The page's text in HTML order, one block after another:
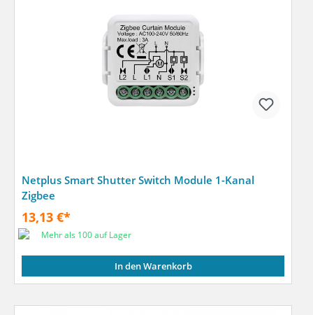
Netplus Smart Shutter Switch Module 1-Kanal
Zigbee
13,13 €*
Mehr als 100 auf Lager
In den Warenkorb